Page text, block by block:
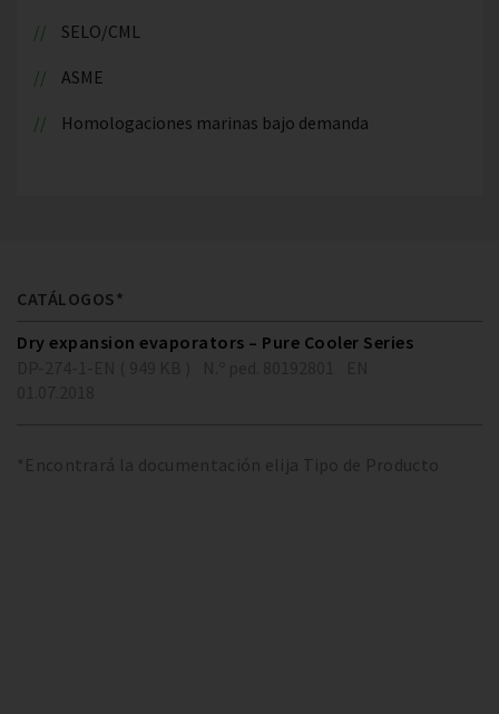
SELO/CML
ASME
Homologaciones marinas bajo demanda
CATÁLOGOS*
Dry expansion evaporators – Pure Cooler Series
*Encontrará la documentación elija Tipo de Producto